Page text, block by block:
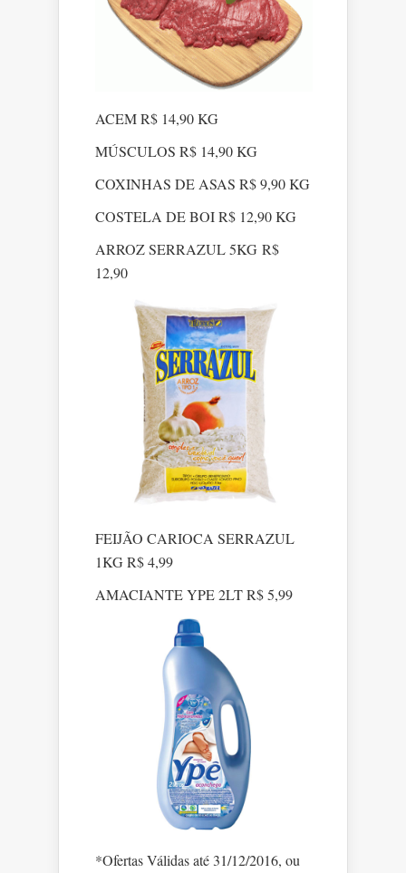
ACEM R$ 14,90 KG
MÚSCULOS R$ 14,90 KG
COXINHAS DE ASAS R$ 9,90 KG
COSTELA DE BOI R$ 12,90 KG
ARROZ SERRAZUL 5KG R$
12,90
FEIJÃO CARIOCA SERRAZUL
1KG R$ 4,99
AMACIANTE YPE 2LT R$ 5,99
*Ofertas Válidas até 31/12/2016, ou